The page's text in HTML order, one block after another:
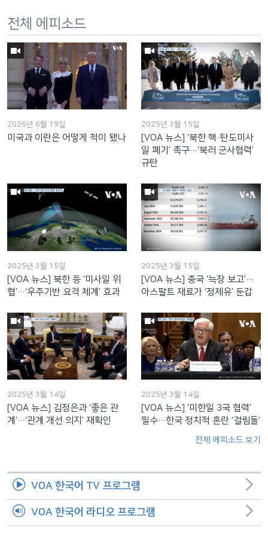
전체 에피소드
2026년 6월 19일
미국과 이란은 어떻게 적이 됐나
2025년 3월 15일
[VOA 뉴스] ‘북한 핵·탄도미사
일 폐기’ 촉구…‘북러 군사협력’
규탄
2025년 3월 15일
[VOA 뉴스] 북한 등 ‘미사일 위
협’…‘우주기반 요격 체계’ 효과
2025년 3월 15일
[VOA 뉴스] 중국 ‘늑장 보고’…
아스팔트 재료가 ‘정제유’ 둔갑
2025년 3월 14일
[VOA 뉴스] 김정은과 ‘좋은 관
계’…‘관계 개선 의지’ 재확인
2025년 3월 14일
[VOA 뉴스] ‘미한일 3국 협력’
필수…한국 정치적 혼란 ‘걸림돌’
전체 에피소드 보기
VOA 한국어 TV 프로그램
VOA 한국어 라디오 프로그램